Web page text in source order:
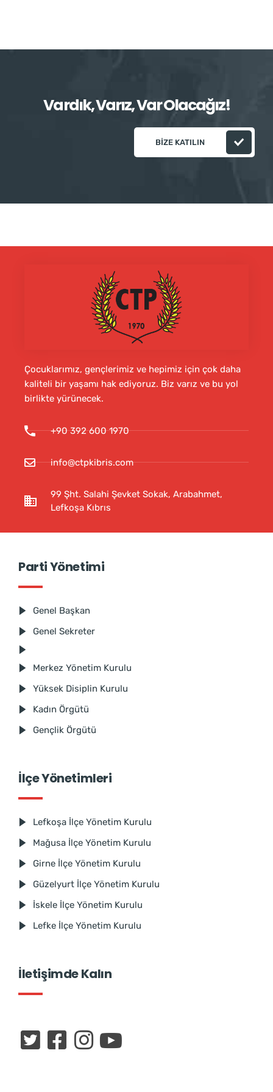
Vardık, Varız, Var Olacağız!
BIZE KATILIN
Çocuklarımız, gençlerimiz ve hepimiz için çok daha
kaliteli bir yaşamı hak ediyoruz. Biz varız ve bu yol
birlikte yürünecek.
+90 392 600 1970
info@ctpkibris.com
99 Şht. Salahi Şevket Sokak, Arabahmet,
Lefkoşa Kıbrıs
Parti Yönetimi
Genel Başkan
Genel Sekreter
Merkez Yönetim Kurulu
Yüksek Disiplin Kurulu
Kadın Örgütü
Gençlik Örgütü
İlçe Yönetimleri
Lefkoşa İlçe Yönetim Kurulu
Mağusa İlçe Yönetim Kurulu
Girne İlçe Yönetim Kurulu
Güzelyurt İlçe Yönetim Kurulu
İskele İlçe Yönetim Kurulu
Lefke İlçe Yönetim Kurulu
İletişimde Kalın